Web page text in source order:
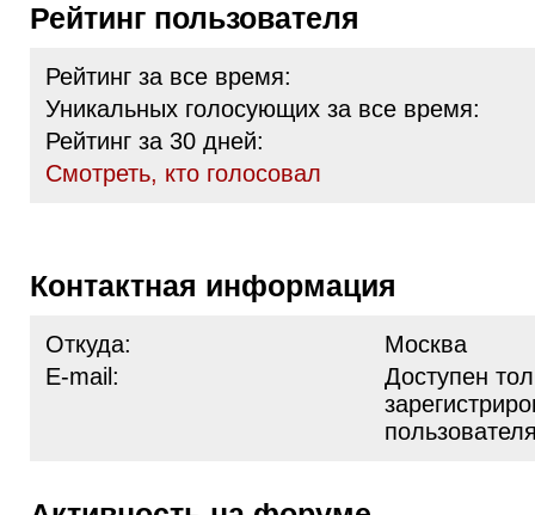
Рейтинг пользователя
Рейтинг за все время:
Уникальных голосующих за все время:
Рейтинг за 30 дней:
Cмотреть, кто голосовал
Контактная информация
Откуда:
Москва
E-mail:
Доступен